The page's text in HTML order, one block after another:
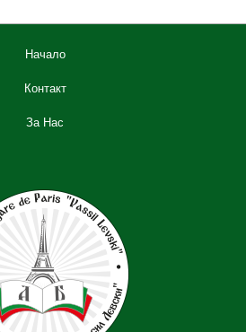
Начало
Контакт
За Нас